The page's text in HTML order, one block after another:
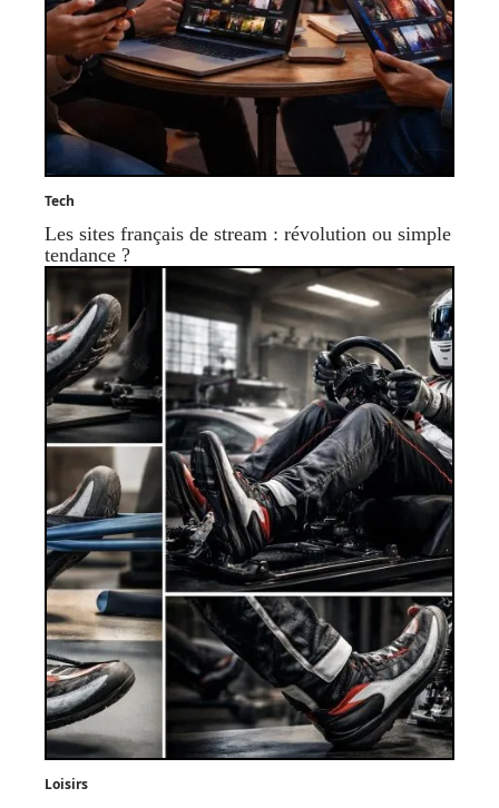
Tech
Les sites français de stream : révolution ou simple
tendance ?
Loisirs